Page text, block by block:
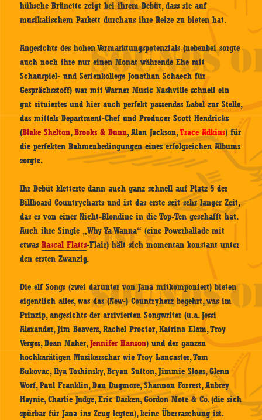
hübsche Brünette zeigt bei ihrem Debüt, dass sie auf
musikalischem Parkett durchaus ihre Reize zu bieten hat.
Angesichts des hohen Vermarktungspotenzials (nebenbei sorgte
auch noch ihre nur einen Monat währende Ehe mit
Schauspiel- und Serienkollege Jonathan Schaech für
Gesprächsstoff) war mit Warner Music Nashville schnell ein
gut situiertes und hier auch perfekt passendes Label zur Stelle,
das mittels Department-Chef und Producer Scott Hendricks
(Blake Shelton,Brooks & Dunn,Alan Jackson, Trace Adkins) für
die perfekten Rahmenbedingungen eines erfolgreichen Albums
sorgte.
Ihr Debüt kletterte dann auch ganz schnell auf Platz 5 der
Billboard Countrycharts und ist das erste seit sehr langer Zeit,
das es von einer Nicht-Blondine in die Top-Ten geschafft hat.
Auch ihre Single „Why Ya Wanna“ (eine Powerballade mit
etwasRascal Flatts-Flair) hält sich momentan konstant unter
den ersten Zwanzig.
Die elf Songs (zwei darunter von Jana mitkomponiert) bieten
eigentlich alles, was das (New-) Countryherz begehrt, was im
Prinzip, angesichts der arrivierten Songwriter (u.a. Jessi
Alexander, Jim Beavers, Rachel Proctor, Katrina Elam, Troy
Verges, Dean Maher,Jennifer Hanson) und der ganzen
hochkarätigen Musikerschar wie Troy Lancaster, Tom
Bukovac, Ilya Toshinsky, Bryan Sutton, Jimmie Sloas, Glenn
Worf, Paul Franklin, Dan Dugmore, Shannon Forrest, Aubrey
Haynie, Charlie Judge, Eric Darken, Gordon Mote & Co. (die sich
spürbar für Jana ins Zeug legten), keine Überraschung ist.